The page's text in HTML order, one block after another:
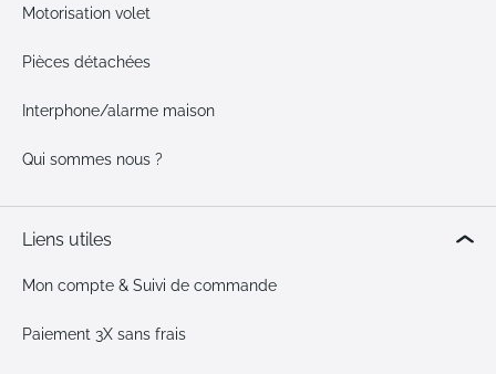
Motorisation volet
Pièces détachées
Interphone/alarme maison
Qui sommes nous ?
Liens utiles
Mon compte & Suivi de commande
Paiement 3X sans frais